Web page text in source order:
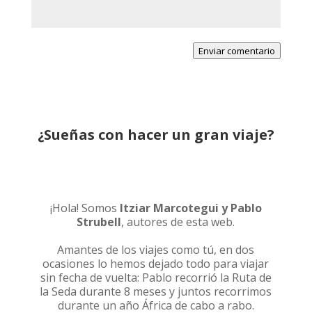
Enviar comentario
¿Sueñas con hacer un gran viaje?
¡Hola! Somos Itziar Marcotegui y Pablo
Strubell, autores de esta web.
Amantes de los viajes como tú, en dos
ocasiones lo hemos dejado todo para viajar
sin fecha de vuelta: Pablo recorrió la Ruta de
la Seda durante 8 meses y juntos recorrimos
durante un año África de cabo a rabo.